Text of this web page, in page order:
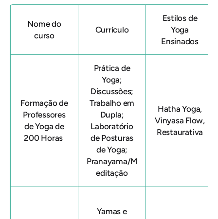
Nome do
curso
Currículo
Estilos de
Yoga
Ensinados
Formação de
Professores
de Yoga de
200 Horas
Prática de
Yoga;
Discussões;
Trabalho em
Dupla;
Laboratório
de Posturas
de Yoga;
Pranayama/M
editação
Hatha Yoga,
Vinyasa Flow,
Restaurativa
Yamas e